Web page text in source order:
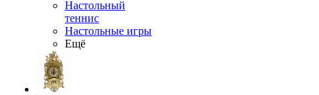
Настольный
теннис
Настольные игры
Ещё